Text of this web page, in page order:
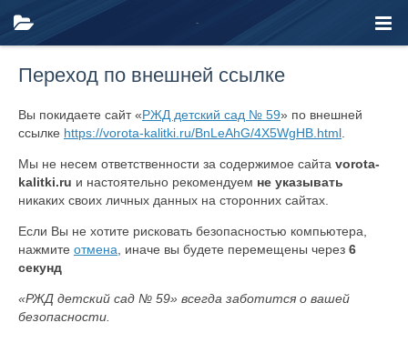
Переход по внешней ссылке
Вы покидаете сайт «РЖД детский сад № 59» по внешней
ссылке https://vorota-kalitki.ru/BnLeAhG/4X5WgHB.html
Мы не несем ответственности за содержимое сайта vorota-
kalitki.ru и настоятельно рекомендуем не указывать
никаких своих личных данных на сторонних сайтах.
Если Вы не хотите рисковать безопасностью компьютера,
нажмите отмена , иначе вы будете перемещены через 6
секунд
«РЖД детский сад № 59» всегда заботится о вашей
безопасности.